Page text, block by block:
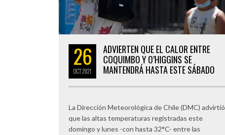
26
OCT2021
ADVIERTEN QUE EL CALOR ENTRE
COQUIMBO Y O’HIGGINS SE
MANTENDRÁ HASTA ESTE SÁBADO
La Dirección Meteorológica de Chile (DMC) advirtió
que las altas temperaturas registradas este
domingo y lunes -con hasta 32°C- entre las